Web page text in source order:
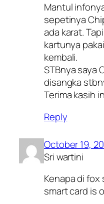
Mantul
sepetinya
ada karat.
kartunya
kembali.
STBnya saya
disangka
Terima kasih
Reply
October 19,
Sri wartini
Kenapa di fox
smart card is